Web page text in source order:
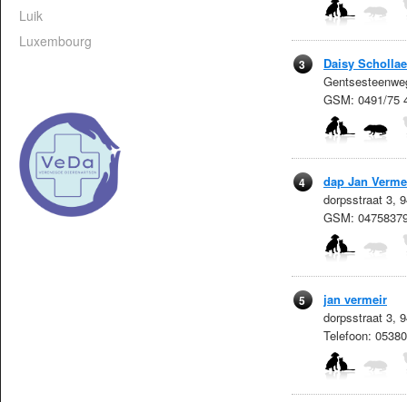
Luik
Luxembourg
3
Daisy
GSM: 0491/75
4
dap Jan
dorpsstraat 3,
GSM:
5
jan vermeir
dorpsstraat 3,
Telefoon: